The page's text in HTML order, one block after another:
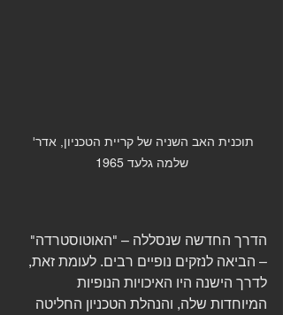
תוכנית האב השניה של קריית הטכניון, אדר'
שלמה גלעד 1965
הדרך החדשה שנסללה – "האוטוסטרדה"
– הביאה לנזקים נופיים רבים. לעומת זאת,
לדרך הישנה היו האיכויות הנופיות
המיוחדות שלה, והנהלת הטכניון החליטה